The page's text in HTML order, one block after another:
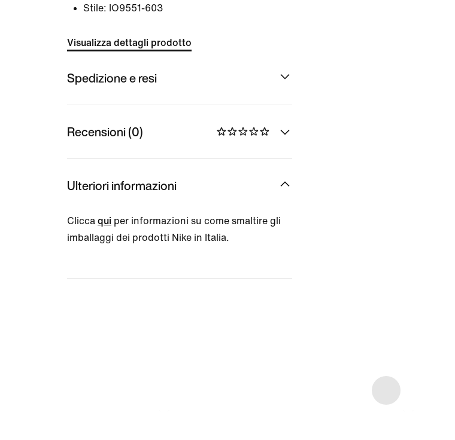
Stile: IO9551-603
Visualizza dettagli prodotto
Spedizione e resi
Recensioni (0)
Ulteriori informazioni
Clicca qui per informazioni su come smaltire gli
imballaggi dei prodotti Nike in Italia.